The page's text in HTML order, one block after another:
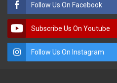
Follow Us On Facebook
Subscribe Us On Youtube
Follow Us On Instagram